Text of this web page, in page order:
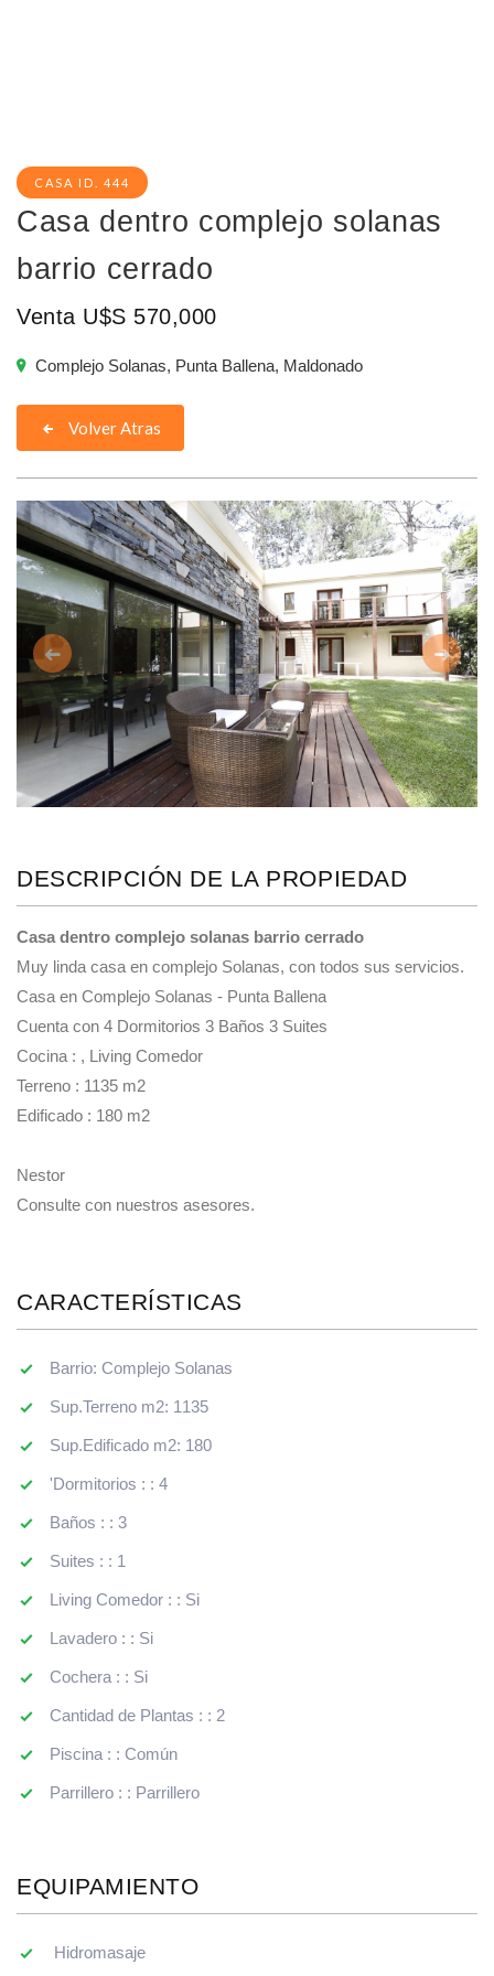
CASA ID. 444
Casa dentro complejo solanas
barrio cerrado
Venta U$S 570,000
Complejo Solanas, Punta Ballena, Maldonado
Volver Atras
Anterior
DESCRIPCIÓN DE LA PROPIEDAD
Casa dentro complejo solanas barrio cerrado
Muy linda casa en complejo Solanas, con todos sus servicios.
Casa en Complejo Solanas - Punta Ballena
Cuenta con 4 Dormitorios 3 Baños 3 Suites
Cocina : , Living Comedor
Terreno : 1135 m2
Edificado : 180 m2
Nestor
Consulte con nuestros asesores.
CARACTERÍSTICAS
Barrio: Complejo Solanas
Sup.Terreno m2: 1135
Sup.Edificado m2: 180
'Dormitorios : : 4
Baños : : 3
Suites : : 1
Living Comedor : : Si
Lavadero : : Si
Cochera : : Si
Cantidad de Plantas : : 2
Piscina : : Común
Parrillero : : Parrillero
EQUIPAMIENTO
Hidromasaje